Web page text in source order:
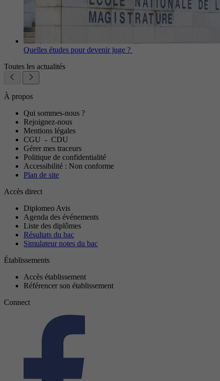
Quelles études pour devenir juge ?
Toutes les actualités
À propos
Qui sommes-nous ?
Rejoignez-nous
Mentions légales
CGU - CDU
Gérer mes traceurs
Politique de confidentialité
Accessibilité : Non conforme
Plan de site
Accès direct
Diplomeo Avis
Agenda des événements
Liste des diplômes
Résultats du bac
Simulateur notes du bac
Établissements
Accès établissement
Référencer son établissement
Connect